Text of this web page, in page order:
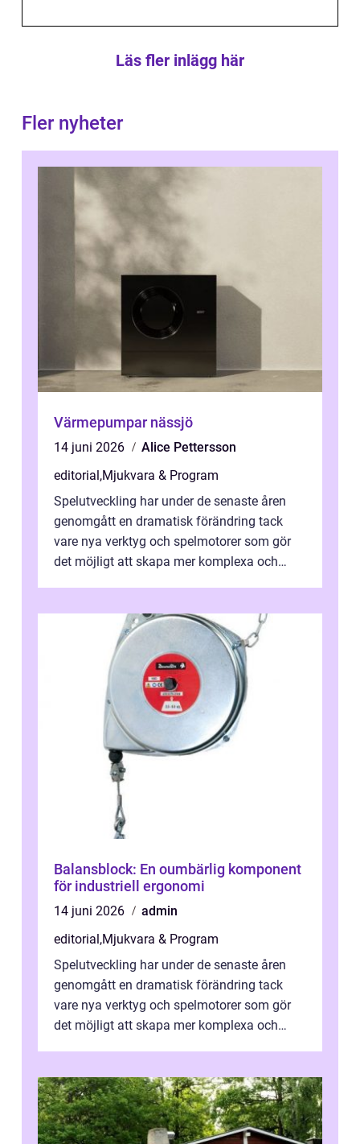
Läs fler inlägg här
Fler nyheter
Värmepumpar nässjö
14 juni 2026
Alice Pettersson
editorial ,Mjukvara & Program
Spelutveckling har under de senaste åren
genomgått en dramatisk förändring tack
vare nya verktyg och spelmotorer som gör
det möjligt att skapa mer komplexa och
Balansblock: En oumbärlig komponent
för industriell ergonomi
14 juni 2026
admin
editorial ,Mjukvara & Program
Spelutveckling har under de senaste åren
genomgått en dramatisk förändring tack
vare nya verktyg och spelmotorer som gör
det möjligt att skapa mer komplexa och